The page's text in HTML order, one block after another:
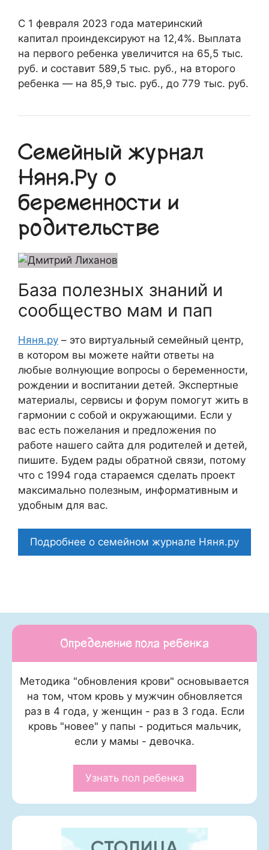
С 1 февраля 2023 года материнский
капитал проиндексируют на 12,4%. Выплата
на первого ребенка увеличится на 65,5 тыс.
руб. и составит 589,5 тыс. руб., на второго
ребенка — на 85,9 тыс. руб., до 779 тыс. руб.
Семейный журнал
Няня.Ру о
беременности и
родительстве
База полезных знаний и
сообщество мам и пап
Няня.ру – это виртуальный семейный центр,
в котором вы можете найти ответы на
любые волнующие вопросы о беременности,
рождении и воспитании детей. Экспертные
материалы, сервисы и форум помогут жить в
гармонии с собой и окружающими. Если у
вас есть пожелания и предложения по
работе нашего сайта для родителей и детей,
пишите. Будем рады обратной связи, потому
что c 1994 года стараемся сделать проект
максимально полезным, информативным и
удобным для вас.
Подробнее о семейном журнале Няня.ру
Определение пола ребенка
Методика "обновления крови" основывается
на том, чтом кровь у мужчин обновляется
раз в 4 года, у женщин - раз в 3 года. Если
кровь "новее" у папы - родиться мальчик,
если у мамы - девочка.
Узнать пол ребенка